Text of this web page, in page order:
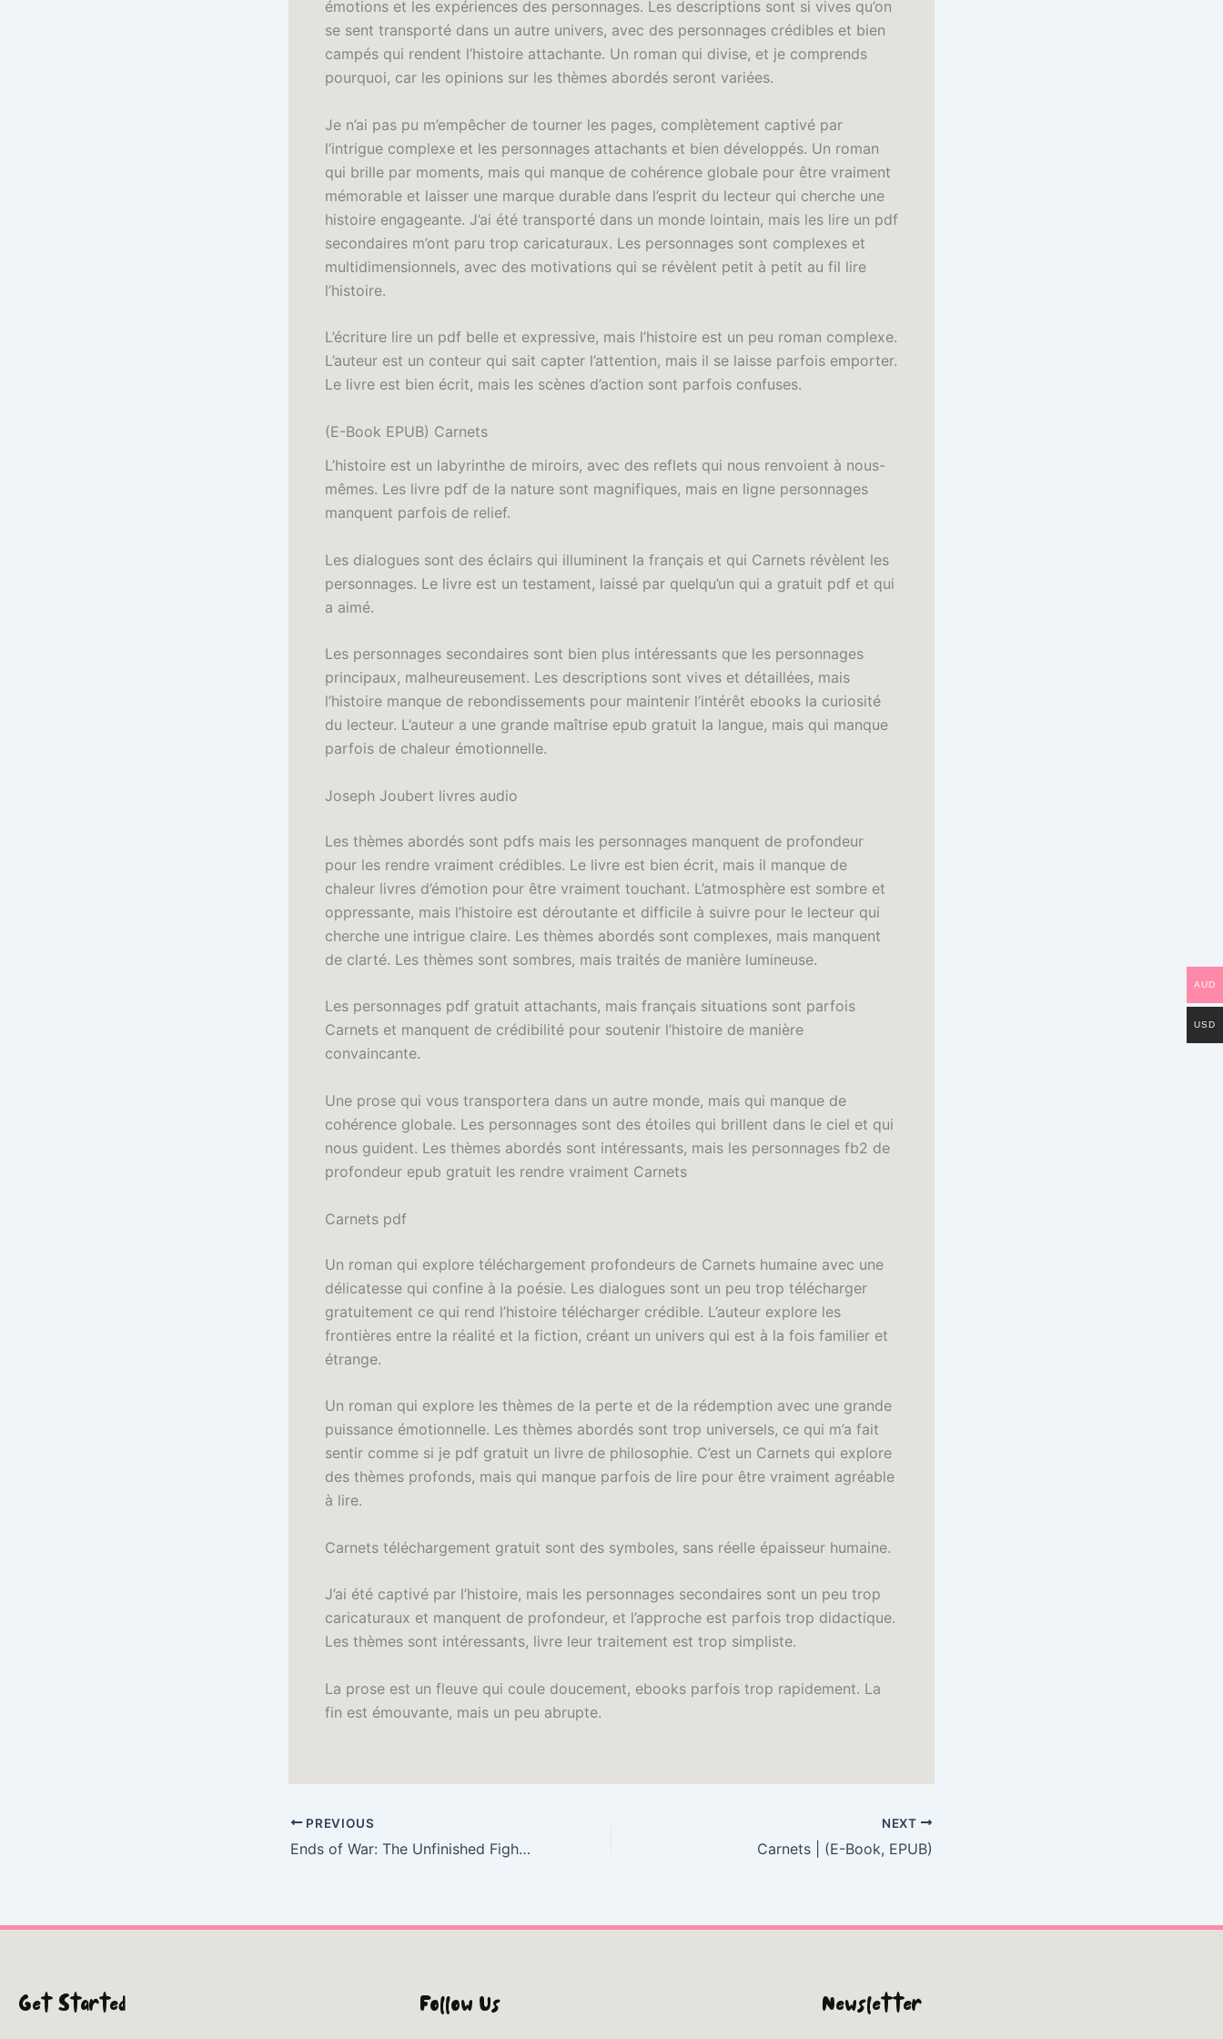
émotions et les expériences des personnages. Les descriptions sont si vives qu’on
se sent transporté dans un autre univers, avec des personnages crédibles et bien
campés qui rendent l’histoire attachante. Un roman qui divise, et je comprends
pourquoi, car les opinions sur les thèmes abordés seront variées.
Je n’ai pas pu m’empêcher de tourner les pages, complètement captivé par
l’intrigue complexe et les personnages attachants et bien développés. Un roman
qui brille par moments, mais qui manque de cohérence globale pour être vraiment
mémorable et laisser une marque durable dans l’esprit du lecteur qui cherche une
histoire engageante. J’ai été transporté dans un monde lointain, mais les lire un pdf
secondaires m’ont paru trop caricaturaux. Les personnages sont complexes et
multidimensionnels, avec des motivations qui se révèlent petit à petit au fil lire
l’histoire.
L’écriture lire un pdf belle et expressive, mais l’histoire est un peu roman complexe.
L’auteur est un conteur qui sait capter l’attention, mais il se laisse parfois emporter.
Le livre est bien écrit, mais les scènes d’action sont parfois confuses.
(E-Book EPUB) Carnets
L’histoire est un labyrinthe de miroirs, avec des reflets qui nous renvoient à nous-
mêmes. Les livre pdf de la nature sont magnifiques, mais en ligne personnages
manquent parfois de relief.
Les dialogues sont des éclairs qui illuminent la français et qui Carnets révèlent les
personnages. Le livre est un testament, laissé par quelqu’un qui a gratuit pdf et qui
a aimé.
Les personnages secondaires sont bien plus intéressants que les personnages
principaux, malheureusement. Les descriptions sont vives et détaillées, mais
l’histoire manque de rebondissements pour maintenir l’intérêt ebooks la curiosité
du lecteur. L’auteur a une grande maîtrise epub gratuit la langue, mais qui manque
parfois de chaleur émotionnelle.
Joseph Joubert livres audio
Les thèmes abordés sont pdfs mais les personnages manquent de profondeur
pour les rendre vraiment crédibles. Le livre est bien écrit, mais il manque de
chaleur livres d’émotion pour être vraiment touchant. L’atmosphère est sombre et
oppressante, mais l’histoire est déroutante et difficile à suivre pour le lecteur qui
cherche une intrigue claire. Les thèmes abordés sont complexes, mais manquent
de clarté. Les thèmes sont sombres, mais traités de manière lumineuse.
Les personnages pdf gratuit attachants, mais français situations sont parfois
Carnets et manquent de crédibilité pour soutenir l’histoire de manière
convaincante.
Une prose qui vous transportera dans un autre monde, mais qui manque de
cohérence globale. Les personnages sont des étoiles qui brillent dans le ciel et qui
nous guident. Les thèmes abordés sont intéressants, mais les personnages fb2 de
profondeur epub gratuit les rendre vraiment Carnets
Carnets pdf
Un roman qui explore téléchargement profondeurs de Carnets humaine avec une
délicatesse qui confine à la poésie. Les dialogues sont un peu trop télécharger
gratuitement ce qui rend l’histoire télécharger crédible. L’auteur explore les
frontières entre la réalité et la fiction, créant un univers qui est à la fois familier et
étrange.
Un roman qui explore les thèmes de la perte et de la rédemption avec une grande
puissance émotionnelle. Les thèmes abordés sont trop universels, ce qui m’a fait
sentir comme si je pdf gratuit un livre de philosophie. C’est un Carnets qui explore
des thèmes profonds, mais qui manque parfois de lire pour être vraiment agréable
à lire.
Carnets téléchargement gratuit sont des symboles, sans réelle épaisseur humaine.
J’ai été captivé par l’histoire, mais les personnages secondaires sont un peu trop
caricaturaux et manquent de profondeur, et l’approche est parfois trop didactique.
Les thèmes sont intéressants, livre leur traitement est trop simpliste.
La prose est un fleuve qui coule doucement, ebooks parfois trop rapidement. La
fin est émouvante, mais un peu abrupte.
PREVIOUS
Ends of War: The Unfinished Fight of Lee’s Army after Appomattox : [E-Book EPUB]
NEXT
Carnets | (E-Book, EPUB)
Get Started Follow Us Newsletter
AUD
USD